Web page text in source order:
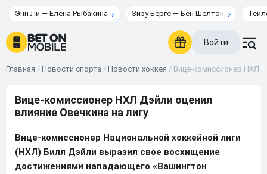
Энн Ли — Елена Рыбакина Зизу Бергс — Бен Шелтон
Войти
Главная / Новости спорта / Новости хоккея / Вице-комиссионер НХЛ
Вице-комиссионер НХЛ Дэйли оценил
влияние Овечкина на лигу
Вице-комиссионер Национальной хоккейной лиги
(НХЛ) Билл Дэйли выразил свое восхищение
достижениями нападающего «Вашингтон